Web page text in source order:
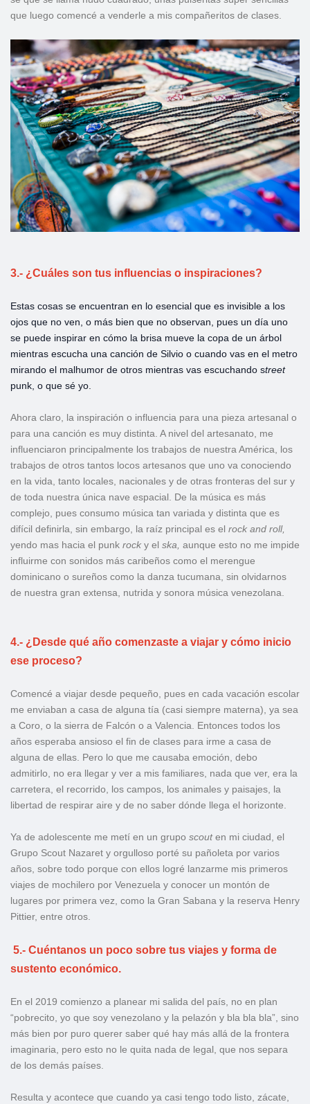
que luego comencé a venderle a mis compañeritos de clases.
3.- ¿Cuáles son tus influencias o inspiraciones?
Estas cosas se encuentran en lo esencial que es invisible a los
ojos que no ven, o más bien que no observan, pues un día uno
se puede inspirar en cómo la brisa mueve la copa de un árbol
mientras escucha una canción de Silvio o cuando vas en el metro
mirando el malhumor de otros mientras vas escuchando street
punk, o que sé yo.
Ahora claro, la inspiración o influencia para una pieza artesanal o
para una canción es muy distinta. A nivel del artesanato, me
influenciaron principalmente los trabajos de nuestra América, los
trabajos de otros tantos locos artesanos que uno va conociendo
en la vida, tanto locales, nacionales y de otras fronteras del sur y
de toda nuestra única nave espacial. De la música es más
complejo, pues consumo música tan variada y distinta que es
difícil definirla, sin embargo, la raíz principal es el rock and roll,
yendo mas hacia el punk rock y el ska, aunque esto no me impide
influirme con sonidos más caribeños como el merengue
dominicano o sureños como la danza tucumana, sin olvidarnos
de nuestra gran extensa, nutrida y sonora música venezolana.
4.- ¿Desde qué año comenzaste a viajar y cómo inicio
ese proceso?
Comencé a viajar desde pequeño, pues en cada vacación escolar
me enviaban a casa de alguna tía (casi siempre materna), ya sea
a Coro, o la sierra de Falcón o a Valencia. Entonces todos los
años esperaba ansioso el fin de clases para irme a casa de
alguna de ellas. Pero lo que me causaba emoción, debo
admitirlo, no era llegar y ver a mis familiares, nada que ver, era la
carretera, el recorrido, los campos, los animales y paisajes, la
libertad de respirar aire y de no saber dónde llega el horizonte.
Ya de adolescente me metí en un grupo scouten mi ciudad, el
Grupo Scout Nazaret y orgulloso porté su pañoleta por varios
años, sobre todo porque con ellos logré lanzarme mis primeros
viajes de mochilero por Venezuela y conocer un montón de
lugares por primera vez, como la Gran Sabana y la reserva Henry
Pittier, entre otros.
5.- Cuéntanos un poco sobre tus viajes y forma de
sustento económico.
En el 2019 comienzo a planear mi salida del país, no en plan
“pobrecito, yo que soy venezolano y la pelazón y bla bla bla”, sino
más bien por puro querer saber qué hay más allá de la frontera
imaginaria, pero esto no le quita nada de legal, que nos separa
de los demás países.
Resulta y acontece que cuando ya casi tengo todo listo, zácate,